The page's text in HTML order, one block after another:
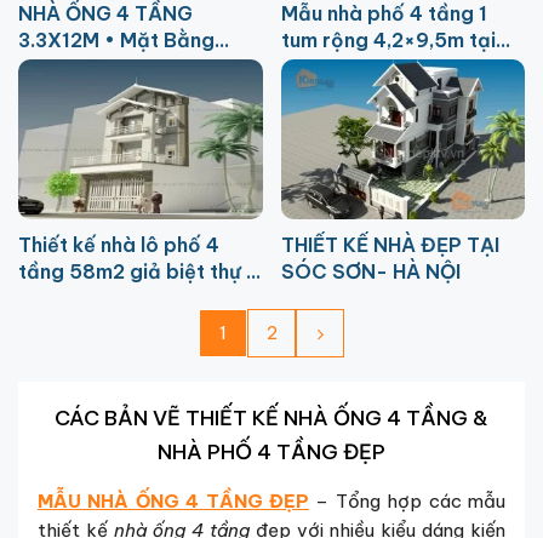
NHÀ ỐNG 4 TẦNG
3.3X12M • Mặt Bằng
Công Năng & Nội Thất
Mẫu nhà phố 4 tầng 1
tum rộng 4,2×9,5m tại
Long Biên
Thiết kế nhà lô phố 4
tầng 58m2 giả biệt thự ở
THIẾT KẾ NHÀ ĐẸP TẠI
SÓC SƠN- HÀ NỘI
1 2
CÁC BẢN VẼ THIẾT KẾ NHÀ ỐNG 4 TẦNG &
NHÀ PHỐ 4 TẦNG ĐẸP
MẪU NHÀ ỐNG 4 TẦNG ĐẸP – Tổng hợp các mẫu
thiết kế nhà ống 4 tầng đẹp với nhiều kiểu dáng kiến